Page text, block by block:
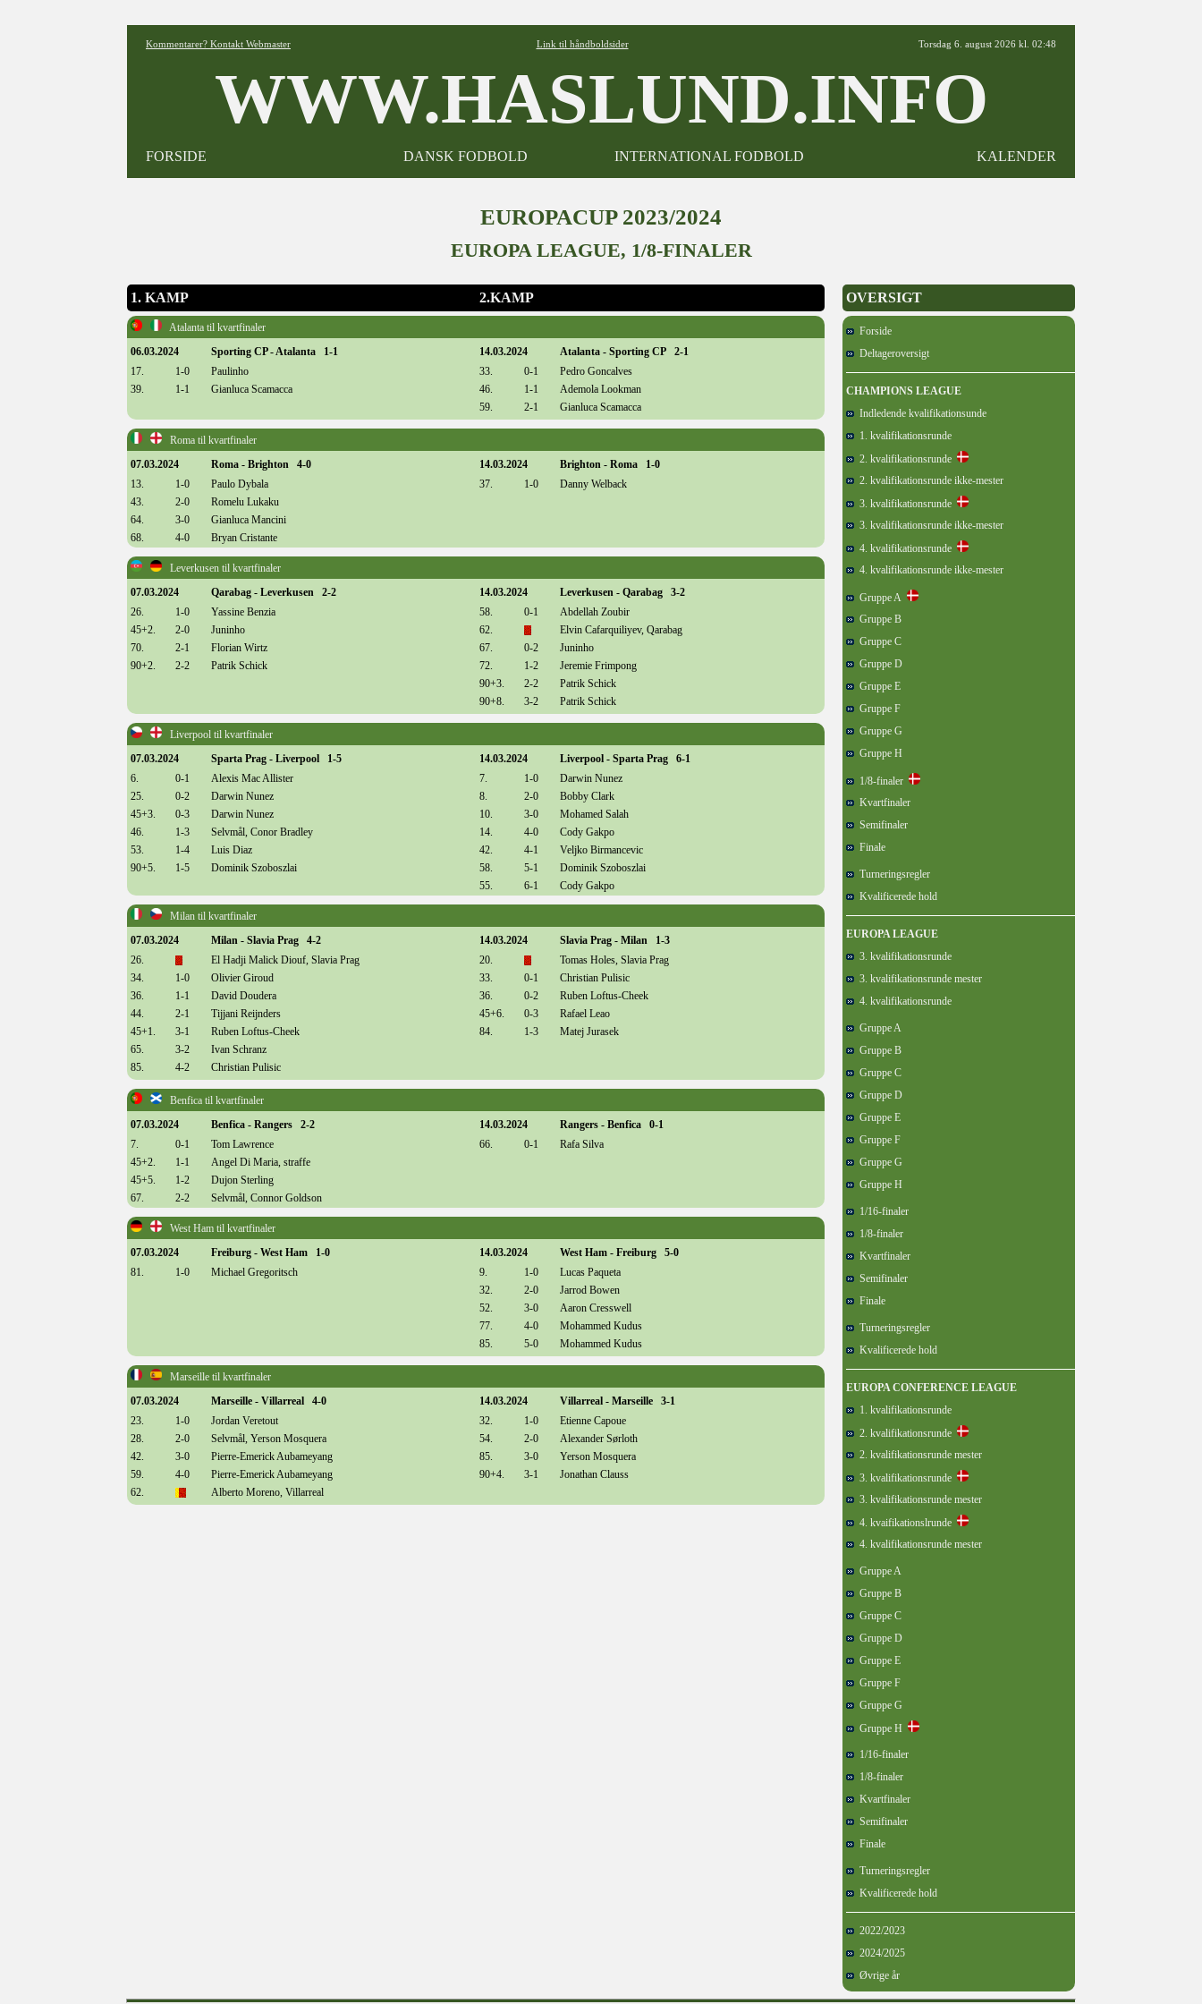
Kommentarer? Kontakt Webmaster Link til håndboldsider Torsdag 6. august 2026 kl. 02:48
WWW.HASLUND.INFO
FORSIDE DANSK FODBOLD INTERNATIONAL FODBOLD KALENDER
EUROPACUP 2023/2024
EUROPA LEAGUE, 1/8-FINALER
1. KAMP 2.KAMP
Atalanta til kvartfinaler
06.03.2024
Sporting CP - Atalanta 1-1 14.03.2024
Atalanta - Sporting CP 2-1
17.
1-0 Paulinho 33. 0-1
Pedro Goncalves
39.
1-1 Gianluca Scamacca 46. 1-1
Ademola Lookman
59.
2-1 Gianluca Scamacca
Roma til kvartfinaler
07.03.2024
Roma - Brighton 4-0 14.03.2024
Brighton - Roma 1-0
13.
1-0 Paulo Dybala 37. 1-0
Danny Welback
43.
2-0
Romelu Lukaku
64.
3-0
Gianluca Mancini
68.
4-0 Bryan Cristante
Leverkusen til kvartfinaler
07.03.2024
Qarabag - Leverkusen 2-2 14.03.2024
Leverkusen - Qarabag 3-2
26.
1-0 Yassine Benzia 58. 0-1
Abdellah Zoubir
45+2.
2-0 Juninho 62.
Elvin Cafarquiliyev, Qarabag
70.
2-1 Florian Wirtz 67. 0-2
Juninho
90+2.
2-2 Patrik Schick 72. 1-2
Jeremie Frimpong
90+3.
2-2
Patrik Schick
90+8.
3-2 Patrik Schick
Liverpool til kvartfinaler
07.03.2024
Sparta Prag - Liverpool 1-5 14.03.2024
Liverpool - Sparta Prag 6-1
6.
0-1 Alexis Mac Allister 7. 1-0
Darwin Nunez
25.
0-2 Darwin Nunez 8. 2-0
Bobby Clark
45+3.
0-3 Darwin Nunez 10. 3-0
Mohamed Salah
46.
1-3 Selvmål, Conor Bradley 14. 4-0
Cody Gakpo
53.
1-4 Luis Diaz 42. 4-1
Veljko Birmancevic
90+5.
1-5 Dominik Szoboszlai 58. 5-1
Dominik Szoboszlai
55.
6-1 Cody Gakpo
Milan til kvartfinaler
07.03.2024
Milan - Slavia Prag 4-2 14.03.2024
Slavia Prag - Milan 1-3
26.
El Hadji Malick Diouf, Slavia Prag 20.
Tomas Holes, Slavia Prag
34.
1-0 Olivier Giroud 33. 0-1
Christian Pulisic
36.
1-1 David Doudera 36. 0-2
Ruben Loftus-Cheek
44.
2-1 Tijjani Reijnders 45+6. 0-3
Rafael Leao
45+1.
3-1 Ruben Loftus-Cheek 84. 1-3
Matej Jurasek
65.
3-2
Ivan Schranz
85.
4-2 Christian Pulisic
Benfica til kvartfinaler
07.03.2024
Benfica - Rangers 2-2 14.03.2024
Rangers - Benfica 0-1
7.
0-1 Tom Lawrence 66. 0-1
Rafa Silva
45+2.
1-1
Angel Di Maria, straffe
45+5.
1-2
Dujon Sterling
67.
2-2 Selvmål, Connor Goldson
West Ham til kvartfinaler
07.03.2024
Freiburg - West Ham 1-0 14.03.2024
West Ham - Freiburg 5-0
81.
1-0 Michael Gregoritsch 9. 1-0
Lucas Paqueta
32.
2-0
Jarrod Bowen
52.
3-0
Aaron Cresswell
77.
4-0
Mohammed Kudus
85.
5-0 Mohammed Kudus
Marseille til kvartfinaler
07.03.2024
Marseille - Villarreal 4-0 14.03.2024
Villarreal - Marseille 3-1
23.
1-0 Jordan Veretout 32. 1-0
Etienne Capoue
28.
2-0 Selvmål, Yerson Mosquera 54. 2-0
Alexander Sørloth
42.
3-0 Pierre-Emerick Aubameyang 85. 3-0
Yerson Mosquera
59.
4-0 Pierre-Emerick Aubameyang 90+4. 3-1
Jonathan Clauss
62.
Alberto Moreno, Villarreal
OVERSIGT
Forside
Deltageroversigt
CHAMPIONS LEAGUE
Indledende kvalifikationsunde
1. kvalifikationsrunde
2. kvalifikationsrunde
2. kvalifikationsrunde ikke-mester
3. kvalifikationsrunde
3. kvalifikationsrunde ikke-mester
4. kvalifikationsrunde
4. kvalifikationsrunde ikke-mester
Gruppe A
Gruppe B
Gruppe C
Gruppe D
Gruppe E
Gruppe F
Gruppe G
Gruppe H
1/8-finaler
Kvartfinaler
Semifinaler
Finale
Turneringsregler
Kvalificerede hold
EUROPA LEAGUE
3. kvalifikationsrunde
3. kvalifikationsrunde mester
4. kvalifikationsrunde
Gruppe A
Gruppe B
Gruppe C
Gruppe D
Gruppe E
Gruppe F
Gruppe G
Gruppe H
1/16-finaler
1/8-finaler
Kvartfinaler
Semifinaler
Finale
Turneringsregler
Kvalificerede hold
EUROPA CONFERENCE LEAGUE
1. kvalifikationsrunde
2. kvalifikationsrunde
2. kvalifikationsrunde mester
3. kvalifikationsrunde
3. kvalifikationsrunde mester
4. kvaifikationslrunde
4. kvalifikationsrunde mester
Gruppe A
Gruppe B
Gruppe C
Gruppe D
Gruppe E
Gruppe F
Gruppe G
Gruppe H
1/16-finaler
1/8-finaler
Kvartfinaler
Semifinaler
Finale
Turneringsregler
Kvalificerede hold
2022/2023
2024/2025
Øvrige år